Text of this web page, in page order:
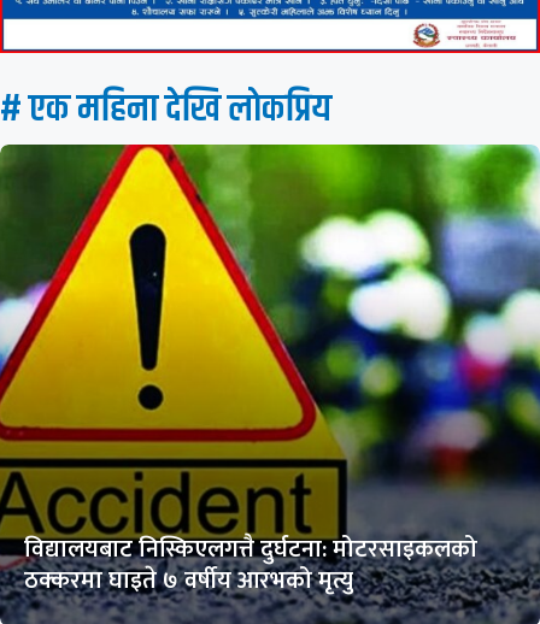
# एक महिना देखि लाेकप्रिय
विद्यालयबाट निस्किएलगत्तै दुर्घटना: मोटरसाइकलको
ठक्करमा घाइते ७ वर्षीय आरभको मृत्यु